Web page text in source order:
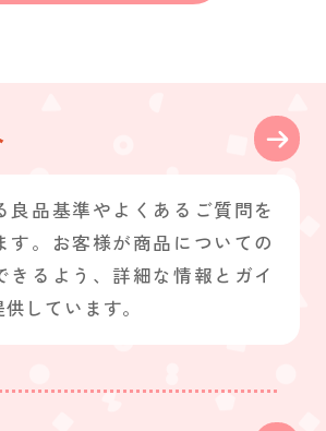
良品基準やよくあるご質問を
す。お客様が商品についての
きるよう、詳細な情報とガイ
しています。